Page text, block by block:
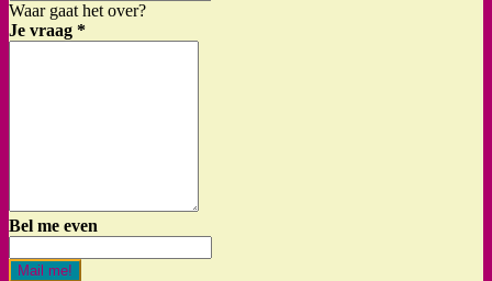
Waar gaat het over?
Je vraag *
Bel me even
Mail me!